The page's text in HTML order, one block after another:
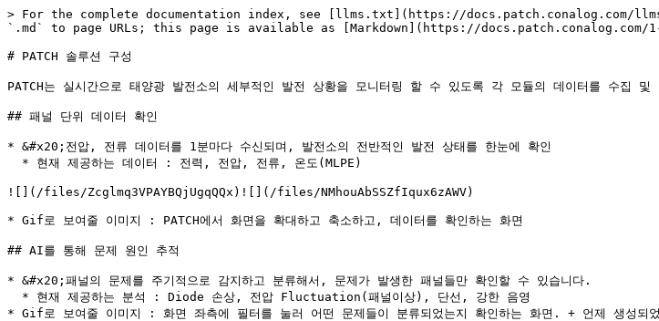
> For the complete documentation index, see [llms.txt](https://docs.patch.conalog.com/
`.md` to page URLs; this page is available as [Markdown](https://docs.patch.conalog.com/
# PATCH 솔루션 구성
PATCH는 실시간으로 태양광 발전소의 세부적인 발전 상황을 모니터링 할 수 있도록 각 모듈의 데이터를 수집 및
## 패널 단위 데이터 확인
* &#x20;전압, 전류 데이터를 1분마다 수신되며, 발전소의 전반적인 발전 상태를 한눈에 확인
![](/files/Zcglmq3VPAYBQjUgqQQx)![](/files/NMhouAbSSZfIqux6zAWV)
* Gif로 보여줄 이미지 : PATCH에서 화면을 확대하고 축소하고, 데이터를 확인하는 화면
## AI를 통해 문제 원인 추적
* &#x20;패널의 문제를 주기적으로 감지하고 분류해서, 문제가 발생한 패널들만 확인할 수 있습니다.
* Gif로 보여줄 이미지 : 화면 좌측에 필터를 눌러 어떤 문제들이 분류되었는지 확인하는 화면. + 언제 생성되